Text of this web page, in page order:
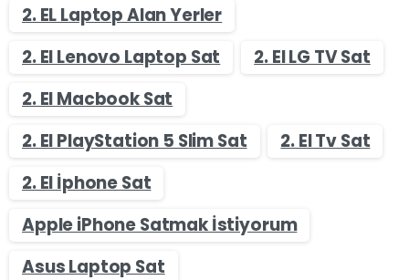
2. EL Laptop Alan Yerler
2. El Lenovo Laptop Sat
2. El LG TV Sat
2. El Macbook Sat
2. El PlayStation 5 Slim Sat
2. El Tv Sat
2. El İphone Sat
Apple iPhone Satmak İstiyorum
Asus Laptop Sat